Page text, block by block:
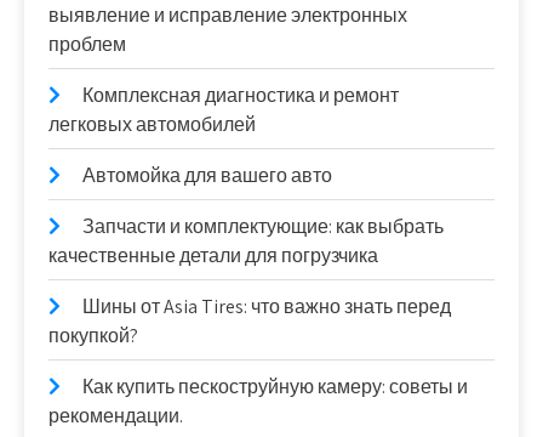
выявление и исправление электронных
проблем
Комплексная диагностика и ремонт
легковых автомобилей
Автомойка для вашего авто
Запчасти и комплектующие: как выбрать
качественные детали для погрузчика
Шины от Asia Tires: что важно знать перед
покупкой?
Как купить пескоструйную камеру: советы и
рекомендации.